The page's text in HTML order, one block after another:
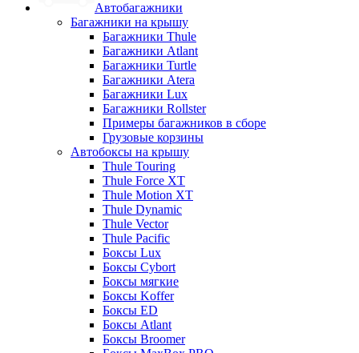
Автобагажники
Багажники на крышу
Багажники Thule
Багажники Atlant
Багажники Turtle
Багажники Atera
Багажники Lux
Багажники Rollster
Примеры багажников в сборе
Грузовые корзины
Автобоксы на крышу
Thule Touring
Thule Force XT
Thule Motion XT
Thule Dynamic
Thule Vector
Thule Pacific
Боксы Lux
Боксы Cybort
Боксы мягкие
Боксы Koffer
Боксы ED
Боксы Atlant
Боксы Broomer